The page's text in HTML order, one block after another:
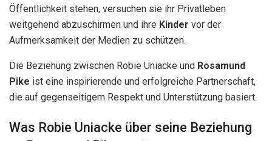
Öffentlichkeit stehen, versuchen sie ihr Privatleben
weitgehend abzuschirmen und ihre Kinder vor der
Aufmerksamkeit der Medien zu schützen.
Die Beziehung zwischen Robie Uniacke und Rosamund
Pike ist eine inspirierende und erfolgreiche Partnerschaft,
die auf gegenseitigem Respekt und Unterstützung basiert.
Was Robie Uniacke über seine Beziehung